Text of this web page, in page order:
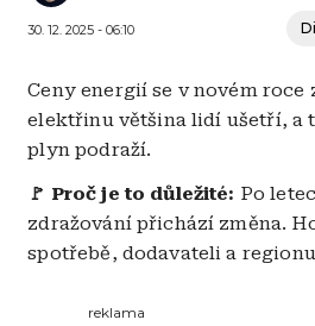
30. 12. 2025 - 06:10
Ceny energií se v novém roce
elektřinu většina lidí ušetří, a
plyn podraží.
🚩 Proč je to důležité: Po
zdražování přichází změna.
spotřebě, dodavateli a
reklama